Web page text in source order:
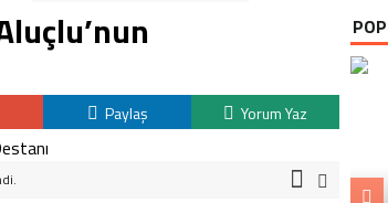
Paylaş Yorum Yaz